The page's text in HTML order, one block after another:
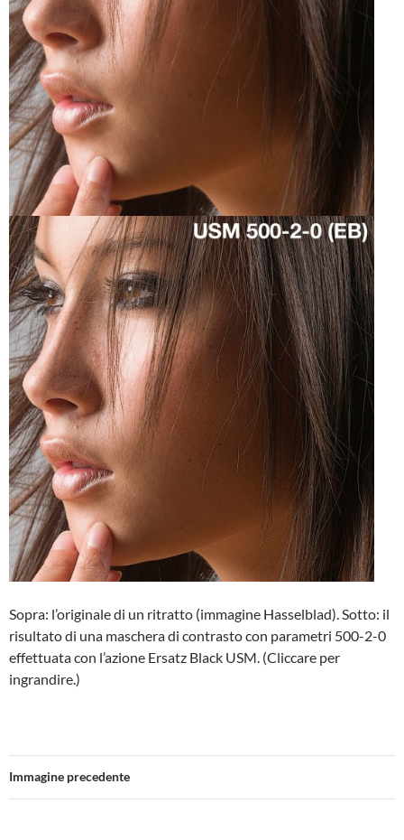
Sopra: l’originale di un ritratto (immagine Hasselblad). Sotto: il
risultato di una maschera di contrasto con parametri 500-2-0
effettuata con l’azione Ersatz Black USM. (Cliccare per
ingrandire.)
Immagine precedente